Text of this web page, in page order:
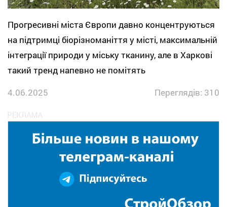
Прогресивні міста Європи давно концентруються
на підтримці біорізноманіття у місті, максимальній
інтеграції природи у міську тканину, але в Харкові
такий тренд напевно не помітять
4.06.2025
Переглядів: 310